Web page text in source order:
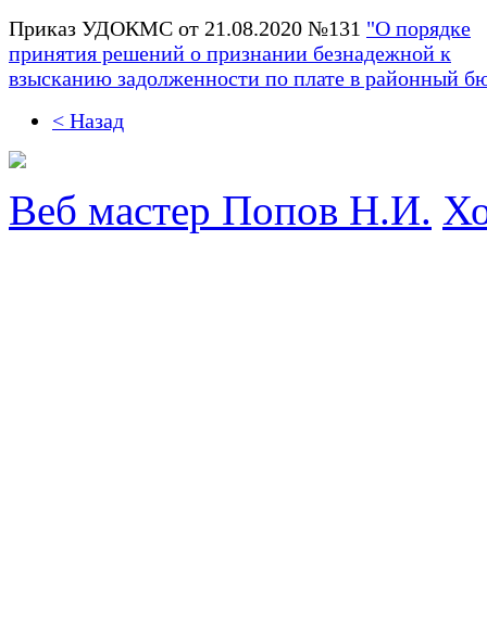
Приказ УДОКМС от 21.08.2020 №131 "О порядке
принятия решений о признании безнадежной к
взысканию задолженности по плате в районный
< Назад
Веб мастер Попов Н.И.